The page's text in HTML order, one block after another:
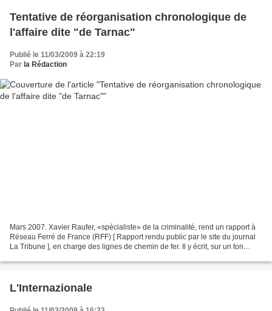
Tentative de réorganisation chronologique de
l'affaire dite "de Tarnac"
Publié le 11/03/2009 à 22:19
Par la Rédaction
Mars 2007. Xavier Raufer, «spécialiste» de la criminalité, rend un rapport à
Réseau Ferré de France (RFF) [ Rapport rendu public par le site du journal
La Tribune ], en charge des lignes de chemin de fer. Il y écrit, sur un ton
L'Internazionale